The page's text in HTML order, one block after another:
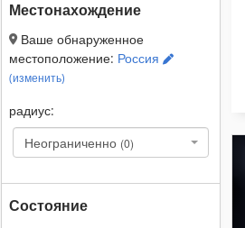
Местонахождение
Ваше обнаруженное
местоположение: Россия
(изменить)
радиус:
Неограниченно (0)
Состояние